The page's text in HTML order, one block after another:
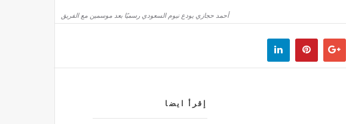
مصر منذ 37 دقيقة
الجيش: حماية الجزائر والذود عنها مسؤولية نبيلة ومقدسة يتقاسمها الجميع
أحمد حجازي يودع نيوم السعودي رسميًا بعد موسمين مع الفريق
إقرأ ايضا